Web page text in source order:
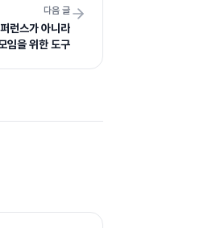
다음 글
런스가 아니라
임을 위한 도구